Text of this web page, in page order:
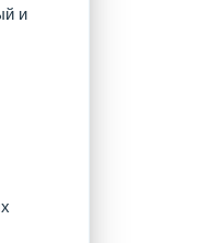
и